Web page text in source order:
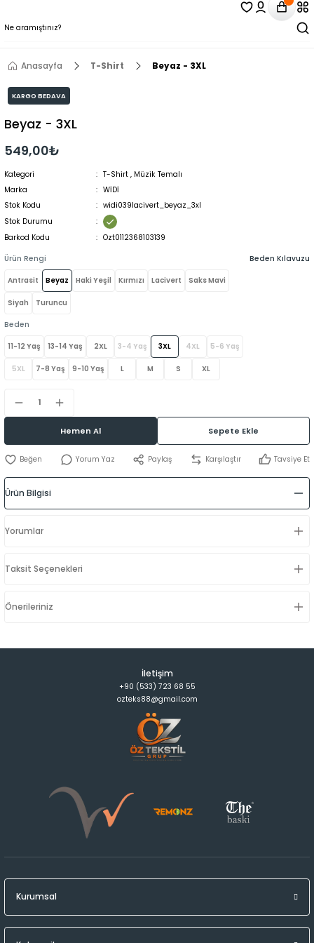
Anasayfa T-Shirt Beyaz - 3XL
KARGO BEDAVA
Beyaz - 3XL
549,00₺
Kategori T-Shirt , Müzik Temalı
Marka
WİDİ
Stok Kodu
widi039lacivert_beyaz_3xl
Stok Durumu
Barkod Kodu
Ozt0112368103139
Ürün Rengi
Antrasit Beyaz Haki Yeşil Kırmızı Lacivert Saks Mavi
Siyah Turuncu
Beden
11-12 Yaş 13-14 Yaş 2XL 3-4 Yaş 3XL 4XL 5-6 Yaş
5XL 7-8 Yaş 9-10 Yaş L M S XL
Beden Kılavuzu
Hemen Al Sepete Ekle
Yorum Yaz Paylaş Karşılaştır Tavsiye Et
Ürün Bilgisi
Yorumlar
Taksit Seçenekleri
Önerileriniz
İletişim
+90 (533) 723 68 55
ozteks88@gmail.com
Kurumsal